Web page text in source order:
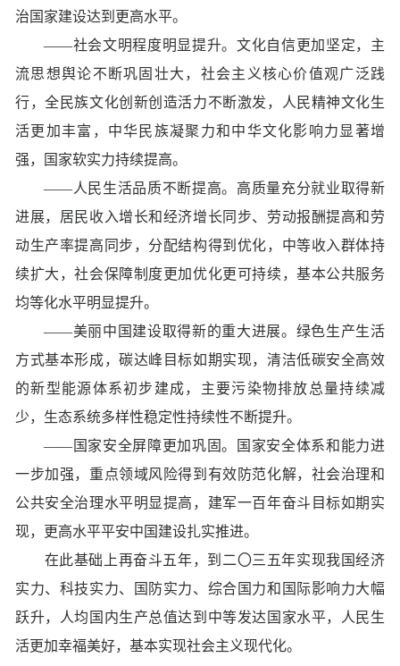
治国家建设达到更高水平。
——社会文明程度明显提升。文化自信更加坚定，主
流思想舆论不断巩固壮大，社会主义核心价值观广泛践
行，全民族文化创新创造活力不断激发，人民精神文化生
活更加丰富，中华民族凝聚力和中华文化影响力显著增
强，国家软实力持续提高。
——人民生活品质不断提高。高质量充分就业取得新
进展，居民收入增长和经济增长同步、劳动报酬提高和劳
动生产率提高同步，分配结构得到优化，中等收入群体持
续扩大，社会保障制度更加优化更可持续，基本公共服务
均等化水平明显提升。
——美丽中国建设取得新的重大进展。绿色生产生活
方式基本形成，碳达峰目标如期实现，清洁低碳安全高效
的新型能源体系初步建成，主要污染物排放总量持续减
少，生态系统多样性稳定性持续性不断提升。
——国家安全屏障更加巩固。国家安全体系和能力进
一步加强，重点领域风险得到有效防范化解，社会治理和
公共安全治理水平明显提高，建军一百年奋斗目标如期实
现，更高水平平安中国建设扎实推进。
在此基础上再奋斗五年，到二〇三五年实现我国经济
实力、科技实力、国防实力、综合国力和国际影响力大幅
跃升，人均国内生产总值达到中等发达国家水平，人民生
活更加幸福美好，基本实现社会主义现代化。